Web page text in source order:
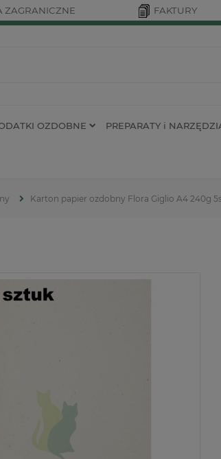
ZAGRANICZNE FAKTURY
OZDOBNE PREPARATY i
Karton papier ozdobny Flora Giglio A4 240g